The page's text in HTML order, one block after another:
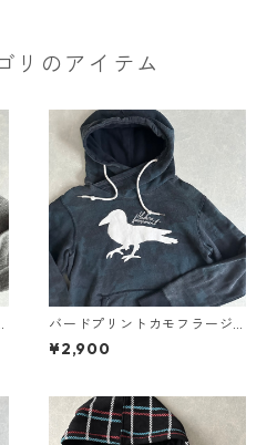
リのアイテム
バードプリントカモフラージ
ュ柄スウェットパーカー カモ
フラ柄 L 古着 メンズ
¥2,900